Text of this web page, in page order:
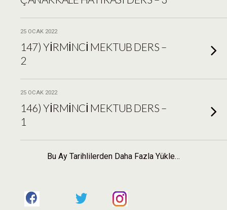
25 OCAK 2022
147) YİRMİNCİ MEKTUB DERS –
2
25 OCAK 2022
146) YİRMİNCİ MEKTUB DERS –
1
Bu Ay Tarihlilerden Daha Fazla Yükle…